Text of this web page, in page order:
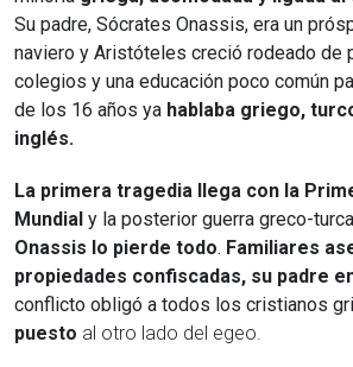
Su padre, Sócrates Onassis, era un
naviero y Aristóteles creció rodeado de
colegios y una educación poco común
de los 16 años ya hablaba griego,
inglés.
La primera tragedia llega con la
Mundial y la posterior guerra greco-
Onassis lo pierde todo. Familiares
propiedades confiscadas, su padre
conflicto obligó a todos los cristianos
puesto al otro lado del egeo.